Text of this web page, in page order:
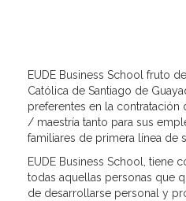
EUDE Business School fruto
Católica de Santiago de
preferentes en la contratación
/ maestría tanto para sus
familiares de primera línea de
EUDE Business School, tiene
todas aquellas personas que
de desarrollarse personal y